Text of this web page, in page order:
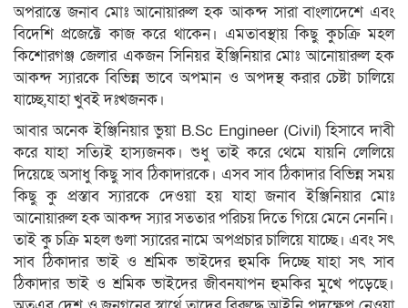
অপরান্তে জনাব মোঃ আনোয়ারুল হক আকন্দ সারা বাংলাদেশে এবং
বিদেশি প্রজেক্টে কাজ করে থাকেন। এমতাবস্থায় কিছু কুচক্রি মহল
কিশোরগঞ্জ জেলার একজন সিনিয়র ইঞ্জিনিয়ার মোঃ আনোয়ারুল হক
আকন্দ স্যারকে বিভিন্ন ভাবে অপমান ও অপদস্থ করার চেষ্টা চালিয়ে
যাচ্ছে,যাহা খুবই দঃখজনক।
আবার অনেক ইঞ্জিনিয়ার ভুয়া B.Sc Engineer (Civil) হিসাবে দাবী
করে যাহা সত্যিই হাস্যজনক। শুধু তাই করে থেমে যায়নি লেলিয়ে
দিয়েছে অসাধু কিছু সাব ঠিকাদারকে। এসব সাব ঠিকাদার বিভিন্ন সময়
কিছু কু প্রস্তাব স্যারকে দেওয়া হয় যাহা জনাব ইঞ্জিনিয়ার মোঃ
আনোয়ারুল হক আকন্দ স্যার সততার পরিচয় দিতে গিয়ে মেনে নেননি।
তাই কু চক্রি মহল গুলা স্যারের নামে অপপ্রচার চালিয়ে যাচ্ছে। এবং সৎ
সাব ঠিকাদার ভাই ও শ্রমিক ভাইদের হুমকি দিচ্ছে যাহা সৎ সাব
ঠিকাদার ভাই ও শ্রমিক ভাইদের জীবনযাপন হুমকির মুখে পড়েছে।